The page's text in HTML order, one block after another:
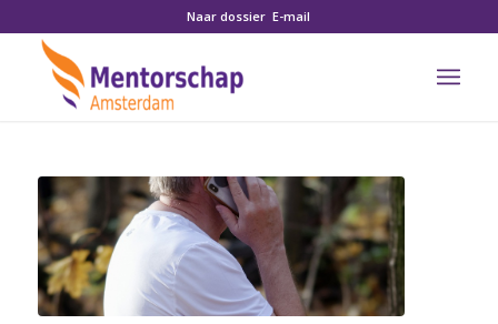
Naar dossier E-mail